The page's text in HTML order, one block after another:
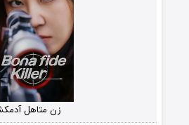
زن متاهل